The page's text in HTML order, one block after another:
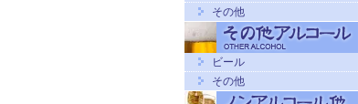
その他
ビール
その他